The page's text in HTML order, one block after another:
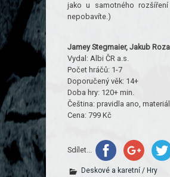
jako u samotného
nepobavíte.)
Jamey Stegmaier, Jakub
Vydal: Albi ČR a.s.
Počet hráčů: 1-7
Doporučený věk: 14+
Doba hry: 120+ min.
Čeština: pravidla ano,
Cena: 799 Kč
Sdílet...
Deskové a karetní/ Hry